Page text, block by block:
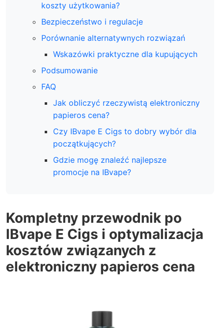
koszty użytkowania?
Bezpieczeństwo i regulacje
Porównanie alternatywnych rozwiązań
Wskazówki praktyczne dla kupujących
Podsumowanie
FAQ
Jak obliczyć rzeczywistą elektroniczny
papieros cena?
Czy IBvape E Cigs to dobry wybór dla
początkujących?
Gdzie mogę znaleźć najlepsze
promocje na IBvape?
Kompletny przewodnik po
IBvape E Cigs i optymalizacja
kosztów związanych z
elektroniczny papieros cena